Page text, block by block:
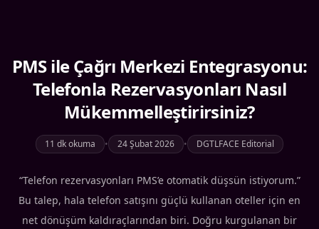
PMS ile Çağrı Merkezi Entegrasyonu:
Telefonla Rezervasyonları Nasıl
Mükemmelleştirirsiniz?
11 dk okuma • 24 Şubat 2026 • DGTLFACE Editorial
“Telefon rezervasyonları PMS’e otomatik düşsün istiyorum.”
Bu talep, hala telefon satışını güçlü kullanan oteller için en
net dönüşüm kaldıraçlarından biri. Doğru kurgulanan bir